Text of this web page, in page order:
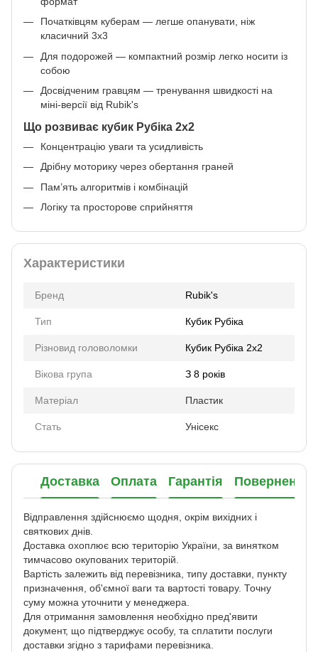
Початківцям куберам — легше опанувати, ніж
класичний 3х3
Для подорожей — компактний розмір легко носити із
собою
Досвідченим гравцям — тренування швидкості на
міні-версії від Rubik's
Що розвиває кубик Рубіка 2х2
Концентрацію уваги та усидливість
Дрібну моторику через обертання граней
Пам’ять алгоритмів і комбінацій
Логіку та просторове сприйняття
Характеристики
Бренд Rubik's
Тип Кубик Рубіка
Різновид головоломки Кубик Рубіка 2х2
Вікова група З 8 років
Матеріал Пластик
Стать Унісекс
Доставка Оплата Гарантія Повернення
Відправлення здійснюємо щодня, окрім вихідних і
святкових днів.
Доставка охоплює всю територію України, за винятком
тимчасово окупованих територій.
Вартість залежить від перевізника, типу доставки, пункту
призначення, об'ємної ваги та вартості товару. Точну
суму можна уточнити у менеджера.
Для отримання замовлення необхідно пред'явити
документ, що підтверджує особу, та сплатити послуги
доставки згідно з тарифами перевізника.